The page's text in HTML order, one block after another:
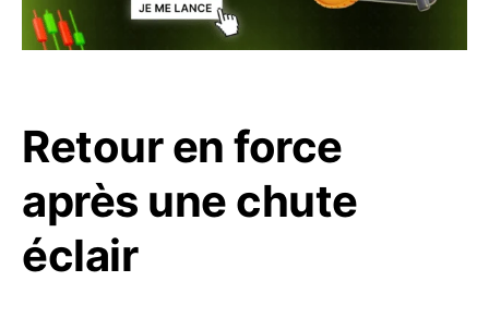
Retour en force
après une chute
éclair